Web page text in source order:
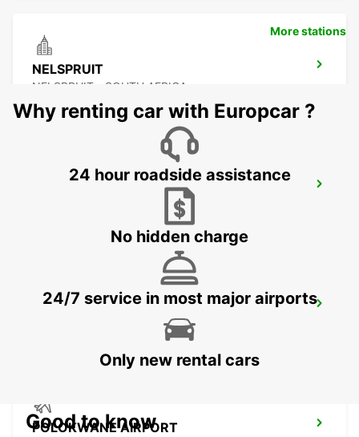
NELSPRUIT
NELSPRUIT - SOUTH AFRICA
MPUMALANGA - SOUTH AFRICA
POLOKWANE DOWNTOWN
LIMPOPO - SOUTH AFRICA
POLOKWANE AIRPORT
More stations
Why renting car with Europcar ?
24 hour roadside assistance
No hidden charge
24/7 service in most major airports
Only new rental cars
Good to know